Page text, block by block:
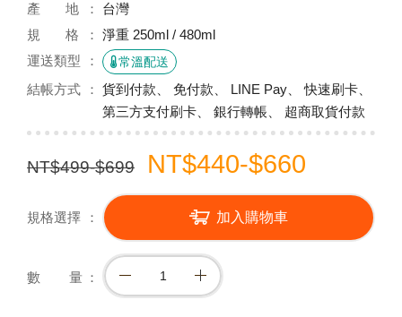
產 地
台灣
規 格
淨重 250ml / 480ml
運送類型
常溫配送
結帳方式
貨到付款、 免付款、 LINE Pay、 快速刷卡、
第三方支付刷卡、 銀行轉帳、 超商取貨付款
NT$499-$699 NT$440-$660
規格選擇 加入購物車
數 量